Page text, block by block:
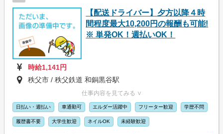
【配送ドライバー】夕方以降４時
間程度最大10,200円の報酬も可能!
※ 単発OK！週払いOK！
時給1,141円
秩父市 / 秩父鉄道 和銅黒谷駅
仕事内容を見てみる ∨
日払い・週払い 車通勤可 エルダー活躍中 フリーター歓迎 学歴不問
履歴書不要 大学生歓迎 ネイルOK 未経験歓迎